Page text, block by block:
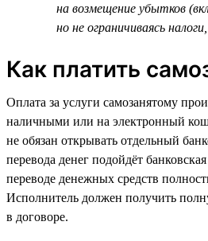
на возмещение убытков
но не ограничиваясь
Как платить
Оплата за услуги самозанятому
наличными или на электронный
не обязан открывать отдельный
перевода денег подойдёт
переводе денежных средств
Исполнитель должен получить
в договоре.